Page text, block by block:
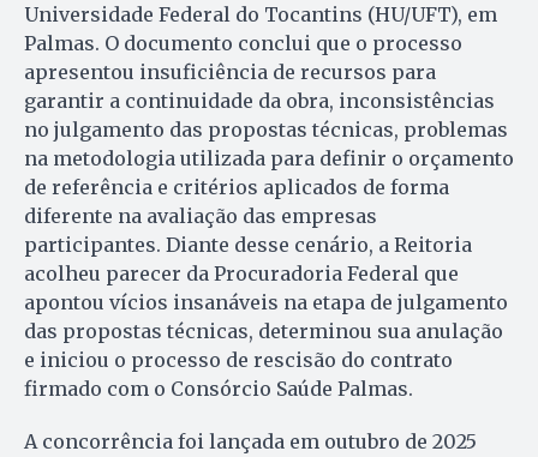
Universidade Federal do Tocantins (HU/UFT), em
Palmas. O documento conclui que o processo
apresentou insuficiência de recursos para
garantir a continuidade da obra, inconsistências
no julgamento das propostas técnicas, problemas
na metodologia utilizada para definir o orçamento
de referência e critérios aplicados de forma
diferente na avaliação das empresas
participantes. Diante desse cenário, a Reitoria
acolheu parecer da Procuradoria Federal que
apontou vícios insanáveis na etapa de julgamento
das propostas técnicas, determinou sua anulação
e iniciou o processo de rescisão do contrato
firmado com o Consórcio Saúde Palmas.
A concorrência foi lançada em outubro de 2025